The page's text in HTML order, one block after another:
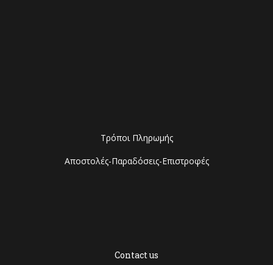
Τρόποι Πληρωμής
Αποστολές-Παραδόσεις-Επιστροφές
Contact us